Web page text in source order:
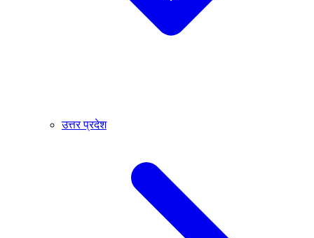
उत्तर प्रदेश